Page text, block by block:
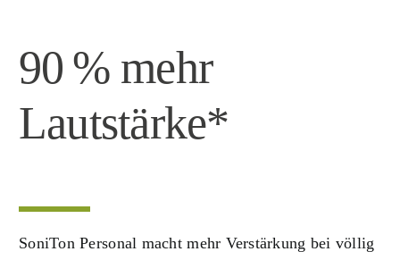
90 % mehr
Lautstärke*
SoniTon Personal macht mehr Verstärkung bei völlig